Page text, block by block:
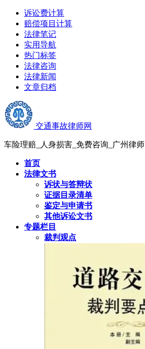
诉讼费计算
赔偿项目计算
法律笔记
实用导航
热门标签
法律咨询
法律新闻
文章归档
交通事故律师网
车险理赔_人身损害_免费咨询_广州律师
首页
法律文书
诉状与答辩状
证据目录清单
鉴定与申请书
其他诉讼文书
专题栏目
裁判观点